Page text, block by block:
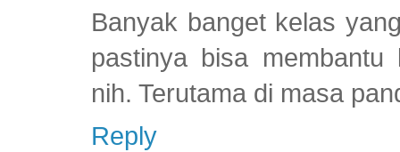
Banyak banget kelas
pastinya bisa
nih. Terutama di masa
Reply